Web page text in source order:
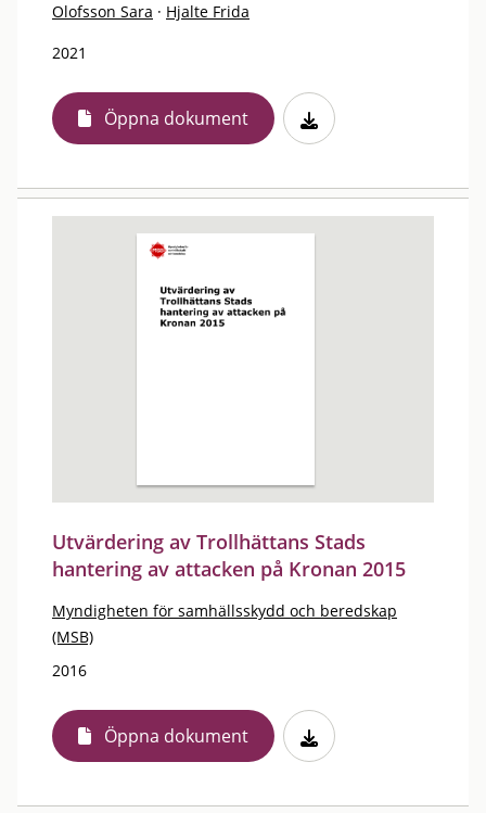
Olofsson Sara · Hjalte Frida
2021
Öppna dokument
Utvärdering av Trollhättans Stads
hantering av attacken på Kronan 2015
Myndigheten för samhällsskydd och beredskap
(MSB)
2016
Öppna dokument